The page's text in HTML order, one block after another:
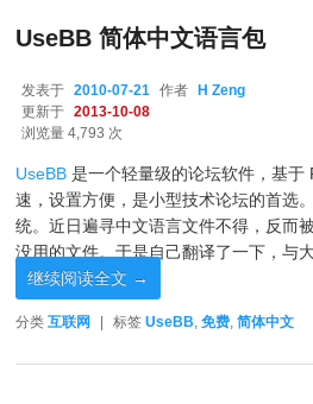
UseBB 简体中文语言包
发表于 2010-07-21 作者
H Zeng
更新于
2013-10-08
浏览量 4,793 次
UseBB 是一个轻量级的论坛软件，基于
速，设置方便，是小型技术论坛的首选
统。近日遍寻中文语言文件不得，反而
没用的文件。于是自己翻译了一下，与大
继续阅读全文 →
分类 互联网 标签 UseBB,免费,简体中文